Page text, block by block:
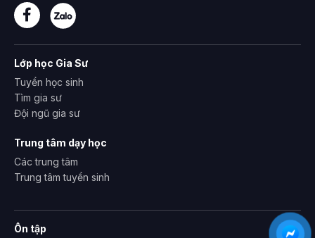
Lớp học Gia Sư
Tuyển học sinh
Tìm gia sư
Đội ngũ gia sư
Trung tâm dạy học
Các trung tâm
Trung tâm tuyển sinh
Ôn tập